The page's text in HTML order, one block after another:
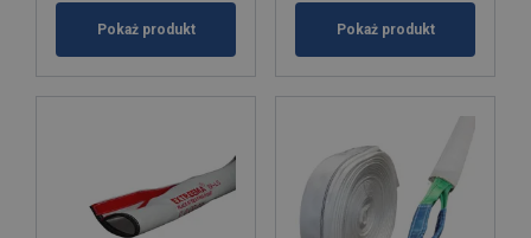
Pokaż produkt Pokaż produkt